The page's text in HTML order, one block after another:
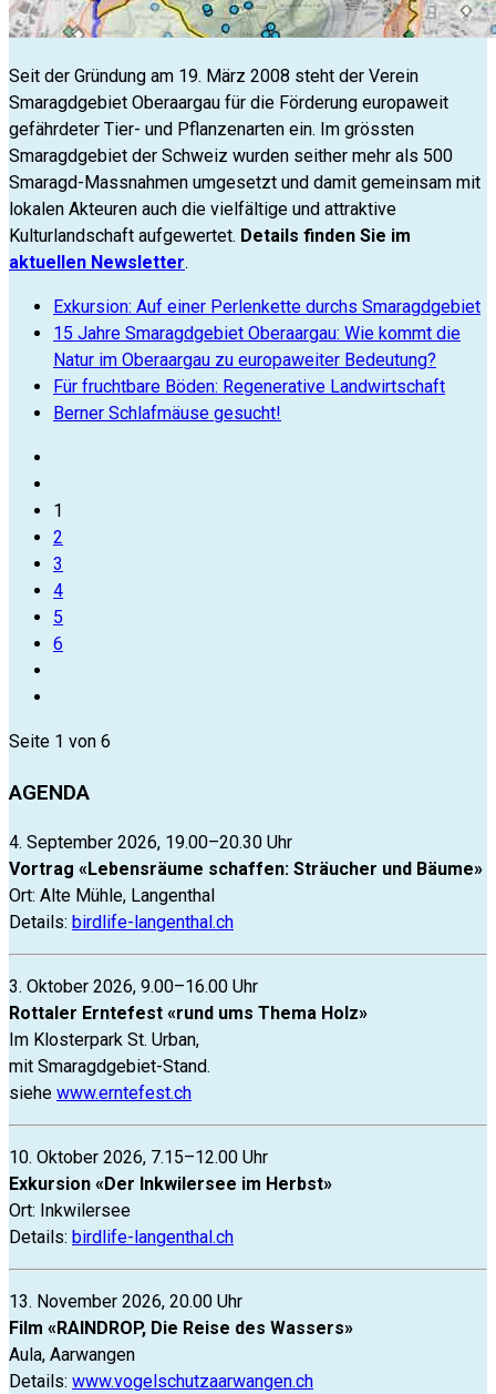
Seit der Gründung am 19. März 2008 steht der Verein
Smaragdgebiet Oberaargau für die Förderung europaweit
gefährdeter Tier- und Pflanzenarten ein. Im grössten
Smaragdgebiet der Schweiz wurden seither mehr als 500
Smaragd-Massnahmen umgesetzt und damit gemeinsam mit
lokalen Akteuren auch die vielfältige und attraktive
Kulturlandschaft aufgewertet. Details finden Sie im
aktuellen Newsletter.
Exkursion: Auf einer Perlenkette durchs Smaragdgebiet
15 Jahre Smaragdgebiet Oberaargau: Wie kommt die
Natur im Oberaargau zu europaweiter Bedeutung?
Für fruchtbare Böden: Regenerative Landwirtschaft
Berner Schlafmäuse gesucht!
1
2
3
4
5
6
Seite 1 von 6
AGENDA
4. September 2026, 19.00–20.30 Uhr
Vortrag «Lebensräume schaffen: Sträucher und Bäume»
Ort: Alte Mühle, Langenthal
Details: birdlife-langenthal.ch
3. Oktober 2026, 9.00–16.00 Uhr
Rottaler Erntefest «rund ums Thema Holz»
Im Klosterpark St. Urban,
mit Smaragdgebiet-Stand.
siehe www.erntefest.ch
10. Oktober 2026, 7.15–12.00 Uhr
Exkursion «Der Inkwilersee im Herbst»
Ort: Inkwilersee
Details: birdlife-langenthal.ch
13. November 2026, 20.00 Uhr
Film «RAINDROP, Die Reise des Wassers»
Aula, Aarwangen
Details: www.vogelschutzaarwangen.ch